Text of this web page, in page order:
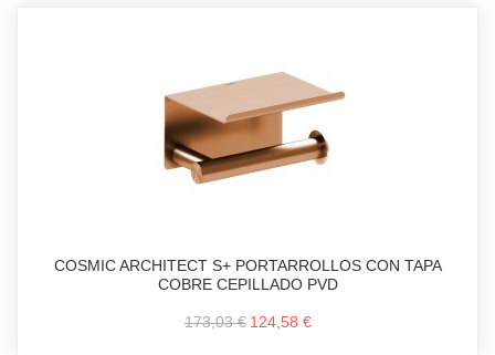
COSMIC ARCHITECT S+ PORTARROLLOS CON TAPA
COBRE CEPILLADO PVD
173,03 € 124,58 €